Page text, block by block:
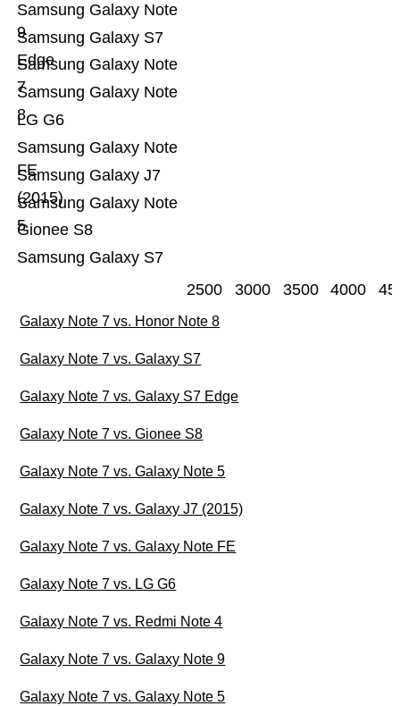
Samsung Galaxy S7
Gionee S8
Samsung Galaxy Note
5
Samsung Galaxy J7
(2015)
Samsung Galaxy Note
FE
LG G6
Samsung Galaxy Note
8
Samsung Galaxy Note
7
Samsung Galaxy S7
Edge
Samsung Galaxy Note
9
2500 3000 3500 4000
Galaxy Note 7 vs. Honor Note 8
Galaxy Note 7 vs. Galaxy S7
Galaxy Note 7 vs. Galaxy S7 Edge
Galaxy Note 7 vs. Gionee S8
Galaxy Note 7 vs. Galaxy Note 5
Galaxy Note 7 vs. Galaxy J7 (2015)
Galaxy Note 7 vs. Galaxy Note FE
Galaxy Note 7 vs. LG G6
Galaxy Note 7 vs. Redmi Note 4
Galaxy Note 7 vs. Galaxy Note 9
Galaxy Note 7 vs. Galaxy Note 5